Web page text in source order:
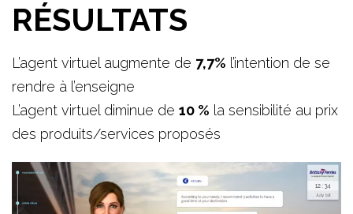
RÉSULTATS
L’agent virtuel augmente de 7,7% l’intention de se
rendre à l’enseigne
L’agent virtuel diminue de 10 % la sensibilité au prix
des produits/services proposés